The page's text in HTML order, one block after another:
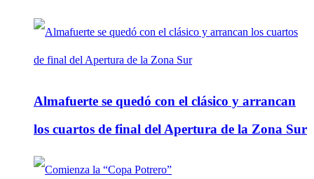
Almafuerte se quedó con el clásico y arrancan
los cuartos de final del Apertura de la Zona Sur